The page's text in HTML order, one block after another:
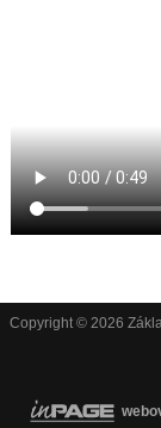
Copyright © 2026